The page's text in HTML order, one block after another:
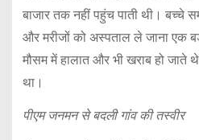
बाजार तक नहीं पहुंच पाती थी। बच्चे
और मरीजों को अस्पताल ले जाना एक
मौसम में हालात और भी खराब हो जाते
था।
पीएम जनमन से बदली गांव की तस्वीर